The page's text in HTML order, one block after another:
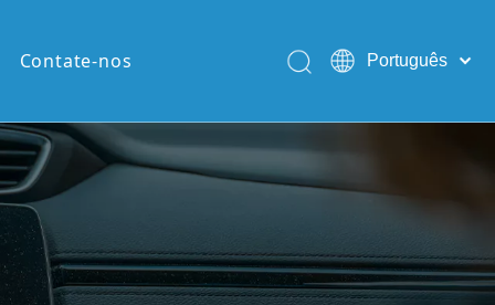
Contate-nos
Português
Pусский